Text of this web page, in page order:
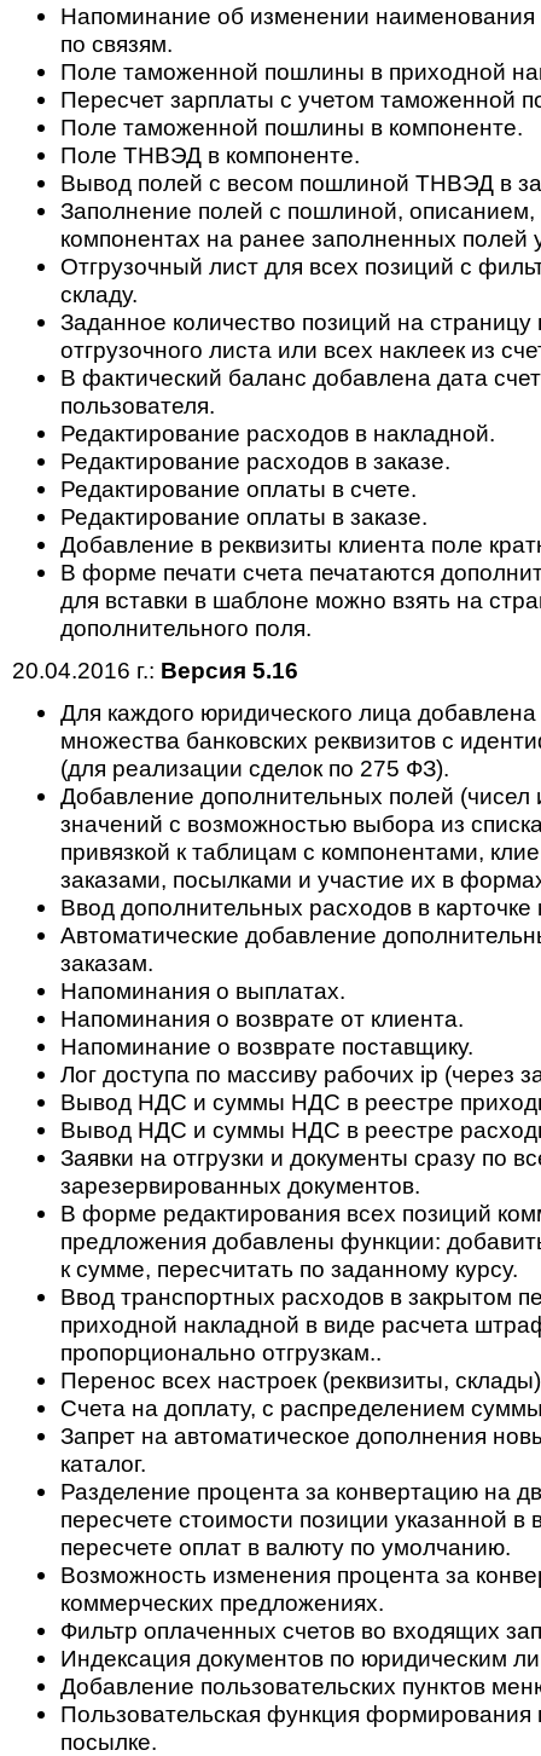
Напоминание об изменении наименования
по связям.
Поле таможенной пошлины в приходной
Пересчет зарплаты с учетом таможенной
Поле таможенной пошлины в компоненте.
Поле ТНВЭД в компоненте.
Вывод полей с весом пошлиной ТНВЭД в
Заполнение полей с пошлиной,
компонентах на ранее заполненных полей
Отгрузочный лист для всех позиций с
складу.
Заданное количество позиций на страницу
отгрузочного листа или всех наклеек из
В фактический баланс добавлена дата
пользователя.
Редактирование расходов в накладной.
Редактирование расходов в заказе.
Редактирование оплаты в счете.
Редактирование оплаты в заказе.
Добавление в реквизиты клиента поле
В форме печати счета печатаются
для вставки в шаблоне можно взять на
дополнительного поля.
20.04.2016 г.: Версия 5.16
Для каждого юридического лица
множества банковских реквизитов с
(для реализации сделок по 275 ФЗ).
Добавление дополнительных полей (чисел
значений с возможностью выбора из
привязкой к таблицам с компонентами,
заказами, посылками и участие их в
Ввод дополнительных расходов в карточке
Автоматические добавление
заказам.
Напоминания о выплатах.
Напоминания о возврате от клиента.
Напоминание о возврате поставщику.
Лог доступа по массиву рабочих ip (через
Вывод НДС и суммы НДС в реестре
Вывод НДС и суммы НДС в реестре
Заявки на отгрузки и документы сразу по
зарезервированных документов.
В форме редактирования всех позиций
предложения добавлены функции:
к сумме, пересчитать по заданному курсу.
Ввод транспортных расходов в закрытом
приходной накладной в виде расчета
пропорционально отгрузкам..
Перенос всех настроек (реквизиты,
Счета на доплату, с распределением
Запрет на автоматическое дополнения
каталог.
Разделение процента за конвертацию на
пересчете стоимости позиции указанной в
пересчете оплат в валюту по умолчанию.
Возможность изменения процента за
коммерческих предложениях.
Фильтр оплаченных счетов во входящих
Индексация документов по юридическим
Добавление пользовательских пунктов
Пользовательская функция формирования
посылке.